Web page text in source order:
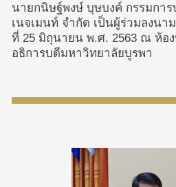
นายกนิษฐ์พงษ์ บุษบงค์ กรรมกา
เนจเมนท์ จำกัด เป็นผู้ร่วมลงนา
ที่ 25 มิถุนายน พ.ศ. 2563 ณ ห้อ
อธิการบดีมหาวิทยาลัยบูรพา